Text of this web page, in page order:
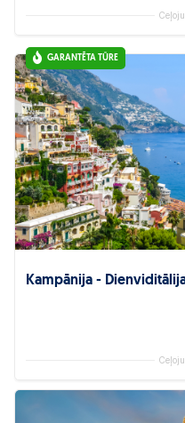
GARANTĒTA TŪRE
Kampānija -